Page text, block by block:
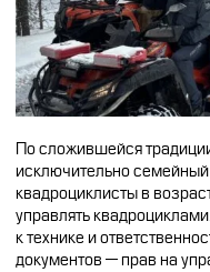
По сложившейся
исключительно
квадроциклисты в
управлять
к технике и
документов — прав на